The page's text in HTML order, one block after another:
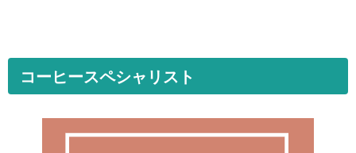
コーヒースペシャリスト